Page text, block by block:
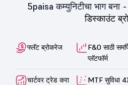
5paisa कम्युनिटीचा भाग बना -
डिस्काउंट
फ्लॅट ब्रोकरेज
F&O साठी
प्लॅटफॉर्म
चार्टवर ट्रेड करा
MTF सुविधा